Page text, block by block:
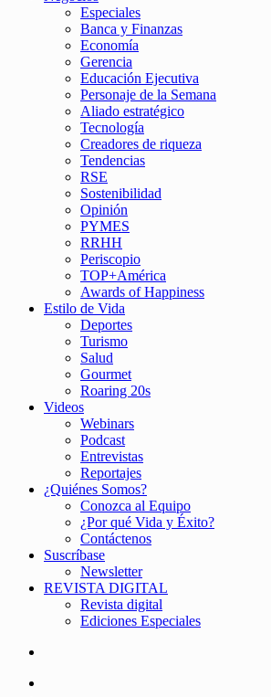
Especiales
Banca y Finanzas
Economía
Gerencia
Educación Ejecutiva
Personaje de la Semana
Aliado estratégico
Tecnología
Creadores de riqueza
Tendencias
RSE
Sostenibilidad
Opinión
PYMES
RRHH
Periscopio
TOP+América
Awards of Happiness
Estilo de Vida
Deportes
Turismo
Salud
Gourmet
Roaring 20s
Videos
Webinars
Podcast
Entrevistas
Reportajes
¿Quiénes Somos?
Conozca al Equipo
¿Por qué Vida y Éxito?
Contáctenos
Suscríbase
Newsletter
REVISTA DIGITAL
Revista digital
Ediciones Especiales